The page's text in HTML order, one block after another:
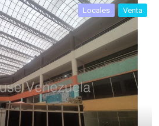
Locales Venta